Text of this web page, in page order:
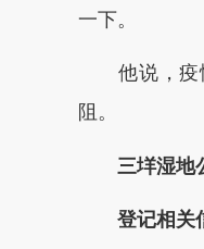
一下。
他说，疫情
阻。
三垟湿地
登记相关